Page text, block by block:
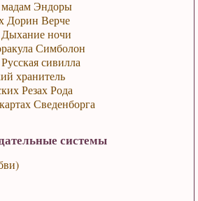
мадам Эндоры
Дорин Верче
Дыхание ночи
Симболон
сивилла
хранитель
Резах Рода
Сведенборга
системы